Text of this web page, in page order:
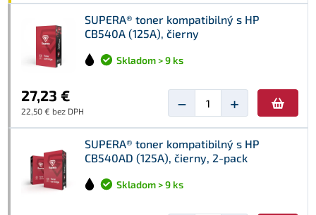
SUPERA® toner kompatibilný s HP
CB540A (125A), čierny
Skladom > 9 ks
27,23 €
22,50 € bez DPH − +
SUPERA® toner kompatibilný s HP
CB540AD (125A), čierny, 2-pack
Skladom > 9 ks